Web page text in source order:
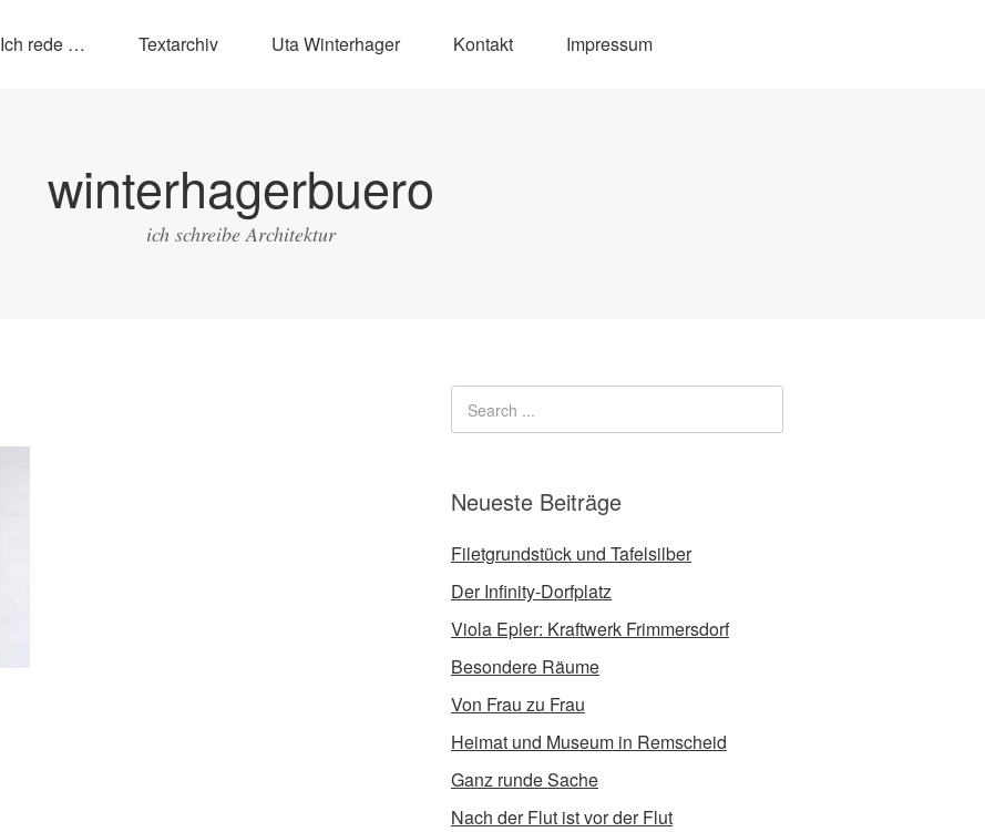
Ich rede … Textarchiv Uta Winterhager Kontakt Impressum
winterhagerbuero
ich schreibe Architektur
Neueste Beiträge
Filetgrundstück und Tafelsilber
Der Infinity-Dorfplatz
Viola Epler: Kraftwerk Frimmersdorf
Besondere Räume
Von Frau zu Frau
Heimat und Museum in Remscheid
Ganz runde Sache
Nach der Flut ist vor der Flut